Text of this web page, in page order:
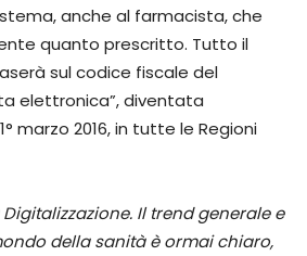
anche al farmacista, che
quanto prescritto. Tutto il
sul codice fiscale del
elettronica”, diventata
marzo 2016, in tutte le Regioni
Il trend generale e
della sanità è ormai chiaro,